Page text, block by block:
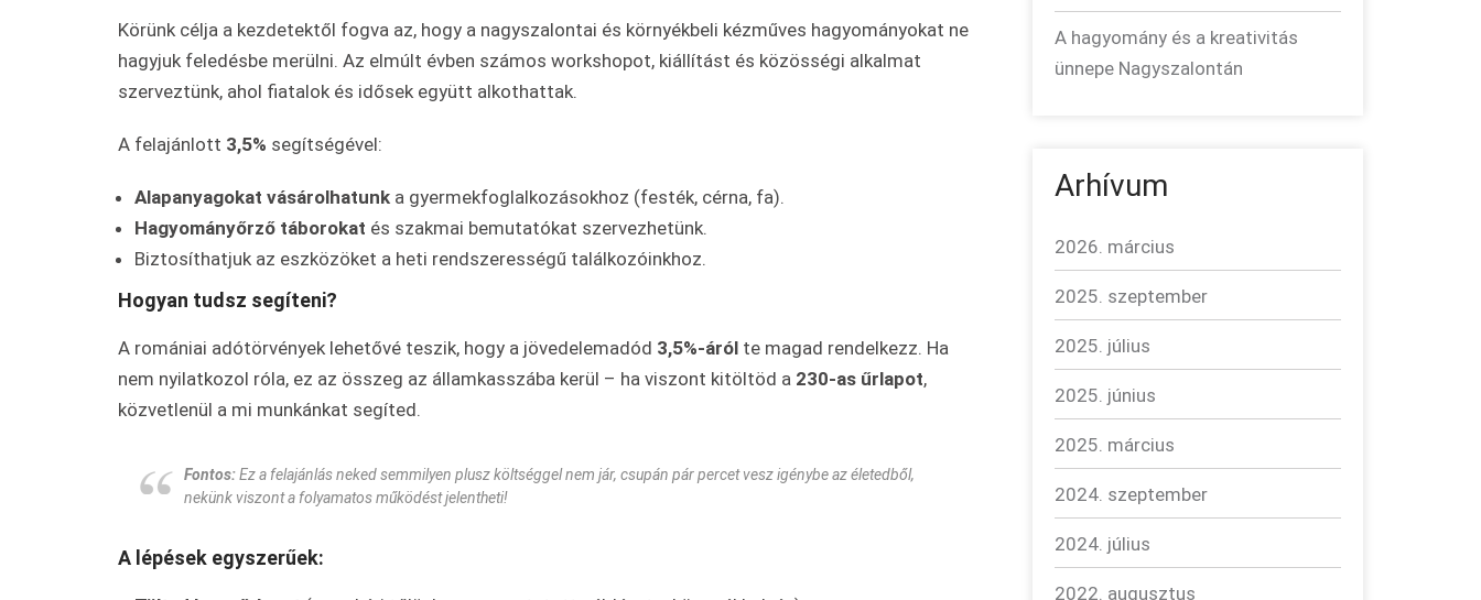
Körünk célja a kezdetektől fogva az, hogy a nagyszalontai és környékbeli kézműves hagyományokat ne
hagyjuk feledésbe merülni. Az elmúlt évben számos workshopot, kiállítást és közösségi alkalmat
szerveztünk, ahol fiatalok és idősek együtt alkothattak.
A felajánlott 3,5% segítségével:
Alapanyagokat vásárolhatunk a gyermekfoglalkozásokhoz (festék, cérna, fa).
Hagyományőrző táborokat és szakmai bemutatókat szervezhetünk.
Biztosíthatjuk az eszközöket a heti rendszerességű találkozóinkhoz.
Hogyan tudsz segíteni?
A romániai adótörvények lehetővé teszik, hogy a jövedelemadód 3,5%-áról te magad rendelkezz. Ha
nem nyilatkozol róla, ez az összeg az államkasszába kerül – ha viszont kitöltöd a 230-as űrlapot,
közvetlenül a mi munkánkat segíted.
Fontos:Ez a felajánlás neked semmilyen plusz költséggel nem jár, csupán pár percet vesz igénybe az életedből,
nekünk viszont a folyamatos működést jelentheti!
A lépések egyszerűek:
A hagyomány és a kreativitás
ünnepe Nagyszalontán
Arhívum
2026. március
2025. szeptember
2025. július
2025. június
2025. március
2024. szeptember
2024. július
2022. augusztus